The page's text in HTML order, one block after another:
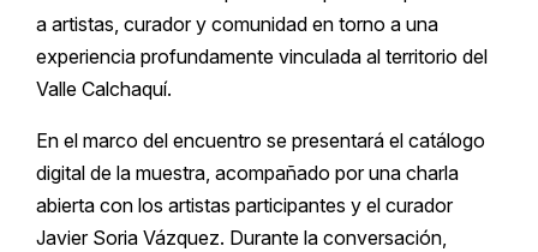
a artistas, curador y comunidad en torno a una
experiencia profundamente vinculada al territorio del
Valle Calchaquí.
En el marco del encuentro se presentará el catálogo
digital de la muestra, acompañado por una charla
abierta con los artistas participantes y el curador
Javier Soria Vázquez. Durante la conversación,